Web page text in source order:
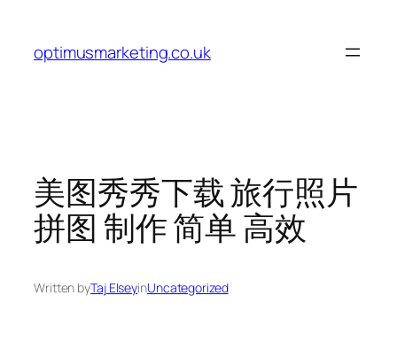
content
optimusmarketing.co.uk
美图秀秀下载 旅行照片
拼图 制作 简单 高效
Written byTaj ElseyinUncategorized